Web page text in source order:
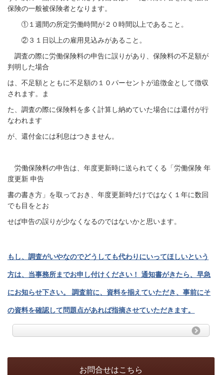
保険の一般被保険者となります。
①１週間の所定労働時間が２０時間以上であること。
②３１日以上の雇用見込みがあること。
調査の際に労働保険料の申告に誤りがあり、保険料の不足額が
判明した場合
は、不足額とともに不足額の１０パーセントが追徴金として徴収
されます。ま
た、調査の際に保険料を多く計算し納めていた場合には還付が行
なわれます
が、還付金には利息はつきません。
労働保険料の申告は、年度更新時に送られてくる「労働保険 年
度更新 申告
書の書き方」を取っておき、年度更新時だけではなく１年に数回
でも目をとお
せば申告の誤りが少なくなるのではないかと思います。
もし、調査がいやなのでどうしても代わりにいってほしいという
方は、当事務所までお申し付けください！ 通知書がきたら、早急
にお知らせ下さい。 調査前に、資料を揃えていただき、事前にそ
の資料を確認して問題点があれば指摘させていただきます。
お問合せはこちら